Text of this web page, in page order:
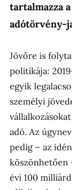
tartalmazza
adótörvény-
Jövőre is
politikája:
egyik
személyi
adó. Az
pedig – az
köszönhetően
évi 100